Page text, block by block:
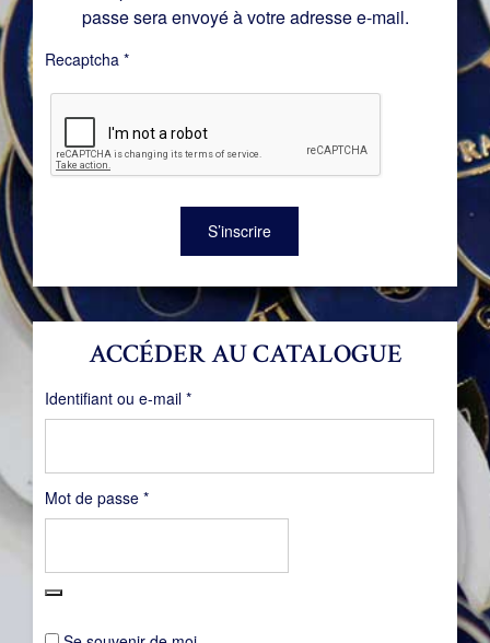
ACCÉDER AU CATALOGUE
Identifiant ou e-mail *Obligatoire
Mot de passe *Obligatoire
passe sera envoyé à votre adresse e-mail.
Recaptcha *
S’inscrire